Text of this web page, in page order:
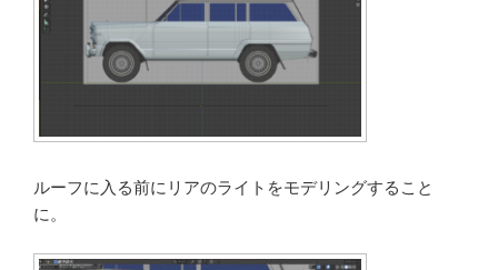
ルーフに入る前にリアのライトをモデリングすること
に。